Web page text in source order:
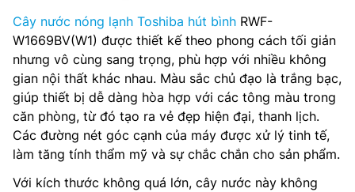
Cây nước nóng lạnh Toshiba hút bình RWF-
W1669BV(W1) được thiết kế theo phong cách tối giản
nhưng vô cùng sang trọng, phù hợp với nhiều không
gian nội thất khác nhau. Màu sắc chủ đạo là trắng bạc,
giúp thiết bị dễ dàng hòa hợp với các tông màu trong
căn phòng, từ đó tạo ra vẻ đẹp hiện đại, thanh lịch.
Các đường nét góc cạnh của máy được xử lý tinh tế,
làm tăng tính thẩm mỹ và sự chắc chắn cho sản phẩm.
Với kích thước không quá lớn, cây nước này không